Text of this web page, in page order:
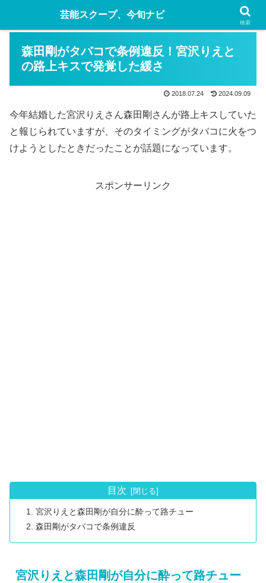
森田剛がタバコで条例違反！宮沢りえと
の路上キスで発覚した緩さ
2018.07.24 2024.09.09
今年結婚した宮沢りえさん森田剛さんが路上キスしていた
と報じられていますが、そのタイミングがタバコに火をつ
けようとしたときだったことが話題になっています。
スポンサーリンク
目次
宮沢りえと森田剛が自分に酔って路チュー
森田剛がタバコで条例違反
宮沢りえと森田剛が自分に酔って路チュー
芸能スクープ、今旬ナビ
検索